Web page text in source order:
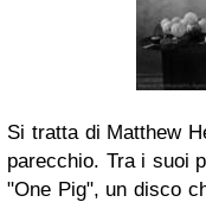
Si tratta di Matthew
parecchio. Tra i suoi
"One Pig", un disco